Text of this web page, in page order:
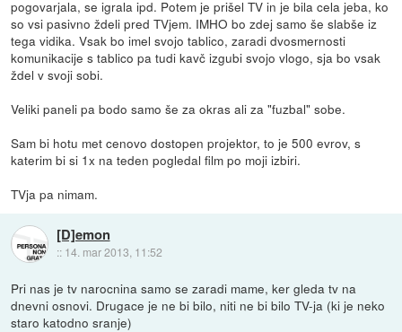
pogovarjala, se igrala ipd. Potem je prišel TV in je bila cela jeba, ko
so vsi pasivno ždeli pred TVjem. IMHO bo zdej samo še slabše iz
tega vidika. Vsak bo imel svojo tablico, zaradi dvosmernosti
komunikacije s tablico pa tudi kavč izgubi svojo vlogo, sja bo vsak
ždel v svoji sobi.
Veliki paneli pa bodo samo še za okras ali za "fuzbal" sobe.
Sam bi hotu met cenovo dostopen projektor, to je 500 evrov, s
katerim bi si 1x na teden pogledal film po moji izbiri.
TVja pa nimam.
[D]emon
:: 14. mar 2013, 11:52
Pri nas je tv narocnina samo se zaradi mame, ker gleda tv na
dnevni osnovi. Drugace je ne bi bilo, niti ne bi bilo TV-ja (ki je neko
staro katodno sranje)